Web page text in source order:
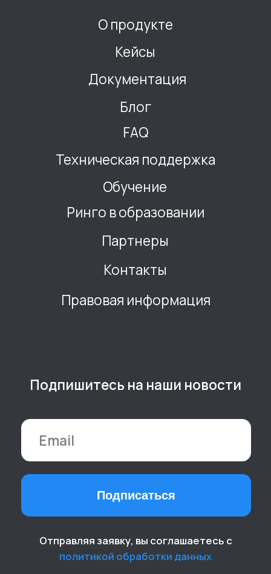
ООО "Ринго Программы"
ИНН 7716986806